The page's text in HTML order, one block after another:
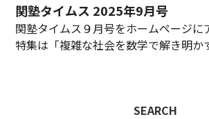
関塾タイムス 2025年9月号
関塾タイムス９月号をホームページに
特集は「複雑な社会を数学で解き明か
SEARCH